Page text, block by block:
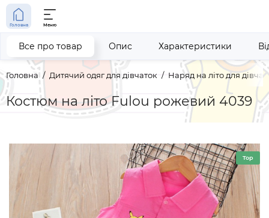
Головна Меню
Головна Дитячий одяг для дівчаток Наряд на літо для
Костюм на літо Fulou рожевий 4039
Все про товар Опис Характеристики
Top